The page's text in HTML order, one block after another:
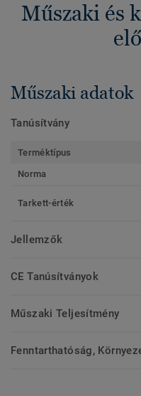
Műszaki és
Műszaki adatok
Tanúsítvány
Terméktípus
Norma
Tarkett-érték
Jellemzők
CE Tanúsítványok
Műszaki Teljesítmény
Fenntarthatóság,